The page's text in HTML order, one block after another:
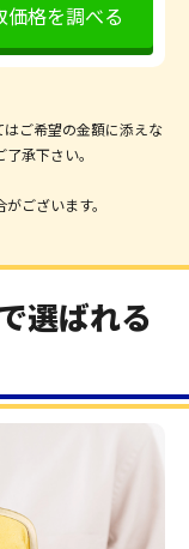
価格を調べる
ご希望の金額に添えな
承下さい。
ございます。
選ばれる